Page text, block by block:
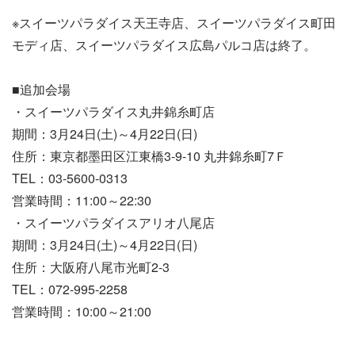
※スイーツパラダイス天王寺店、スイーツパラダイス町田
モディ店、スイーツパラダイス広島パルコ店は終了。
■追加会場
・スイーツパラダイス丸井錦糸町店
期間：3月24日(土)～4月22日(日)
住所：東京都墨田区江東橋3-9-10 丸井錦糸町7Ｆ
TEL：03-5600-0313
営業時間：11:00～22:30
・スイーツパラダイスアリオ八尾店
期間：3月24日(土)～4月22日(日)
住所：大阪府八尾市光町2-3
TEL：072-995-2258
営業時間：10:00～21:00